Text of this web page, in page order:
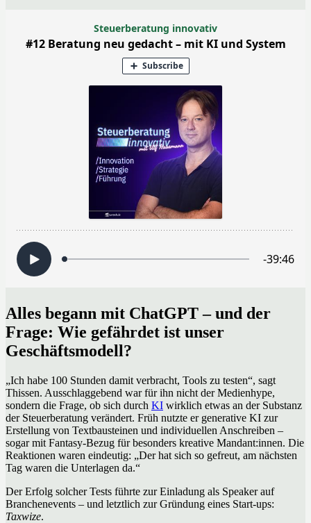
Alles begann mit ChatGPT – und der
Frage: Wie gefährdet ist unser
Geschäftsmodell?
„Ich habe 100 Stunden damit verbracht, Tools zu testen“, sagt
Thissen. Ausschlaggebend war für ihn nicht der Medienhype,
sondern die Frage, ob sich durch KI wirklich etwas an der Substanz
der Steuerberatung verändert. Früh nutzte er generative KI zur
Erstellung von Textbausteinen und individuellen Anschreiben –
sogar mit Fantasy-Bezug für besonders kreative Mandant:innen. Die
Reaktionen waren eindeutig: „Der hat sich so gefreut, am nächsten
Tag waren die Unterlagen da.“
Der Erfolg solcher Tests führte zur Einladung als Speaker auf
Branchenevents – und letztlich zur Gründung eines Start-ups:
Taxwize.